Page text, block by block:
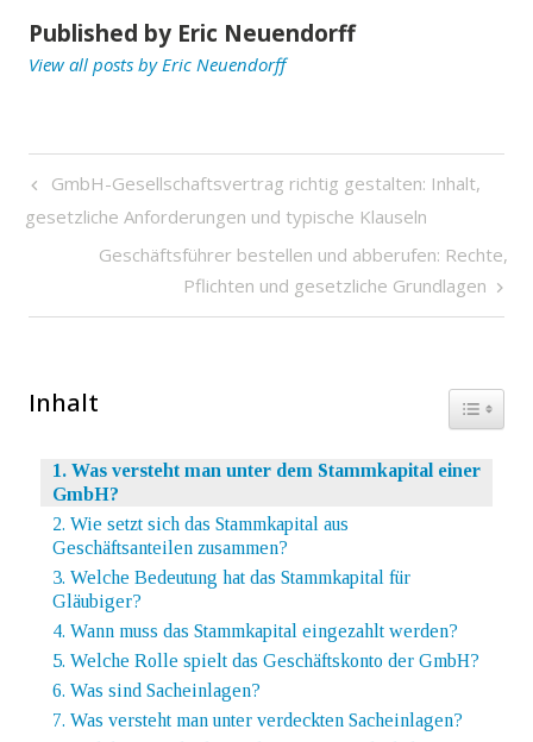
Published by Eric Neuendorff
View all posts by Eric Neuendorff
Beitragsnavigation
Previous
Post
GmbH-Gesellschaftsvertrag richtig gestalten: Inhalt,
gesetzliche Anforderungen und typische Klauseln
Next
Geschäftsführer bestellen und abberufen: Rechte,
Pflichten und gesetzliche Grundlagen
Inhalt Toggle
1. Was versteht man unter dem Stammkapital einer
GmbH?
2. Wie setzt sich das Stammkapital aus
Geschäftsanteilen zusammen?
3. Welche Bedeutung hat das Stammkapital für
Gläubiger?
4. Wann muss das Stammkapital eingezahlt werden?
5. Welche Rolle spielt das Geschäftskonto der GmbH?
6. Was sind Sacheinlagen?
7. Was versteht man unter verdeckten Sacheinlagen?